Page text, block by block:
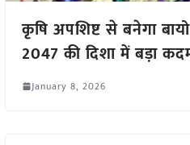
कृषि अपशिष्ट से बनेगा
2047 की दिशा में बड़ा
January 8, 2026